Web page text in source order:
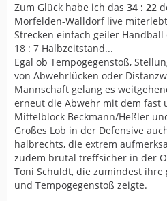
Zum Glück habe ich das 34 : 22
Mörfelden-Walldorf live
Strecken einfach geiler
18 : 7 Halbzeitstand...
Egal ob Tempogegenstoß,
von Abwehrlücken oder
Mannschaft gelang es
erneut die Abwehr mit dem fast
Mittelblock Beckmann/Heßler
Großes Lob in der Defensive
halbrechts, die extrem
zudem brutal treffsicher in der
Toni Schuldt, die zumindest ihre
und Tempogegenstoß zeigte.